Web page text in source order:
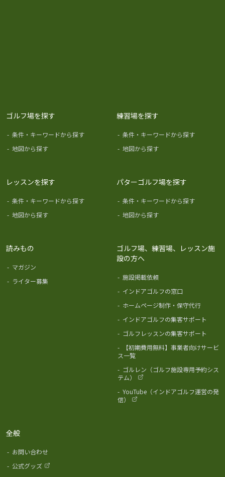
ゴルフ場を探す
- 条件・キーワードから探す
- 地図から探す
練習場を探す
- 条件・キーワードから探す
- 地図から探す
レッスンを探す
- 条件・キーワードから探す
- 地図から探す
パターゴルフ場を探す
- 条件・キーワードから探す
- 地図から探す
読みもの
- マガジン
- ライター募集
ゴルフ場、練習場、レッスン施
設の方へ
- 施設掲載依頼
- インドアゴルフの窓口
- ホームページ制作・保守代行
- インドアゴルフの集客サポート
- ゴルフレッスンの集客サポート
-
【初期費用無料】事業者向けサービ
ス一覧
- ゴルレン（ゴルフ施設専用予約シス
テム）
- YouTube（インドアゴルフ運営の発
信）
全般
- お問い合わせ
- 公式グッズ